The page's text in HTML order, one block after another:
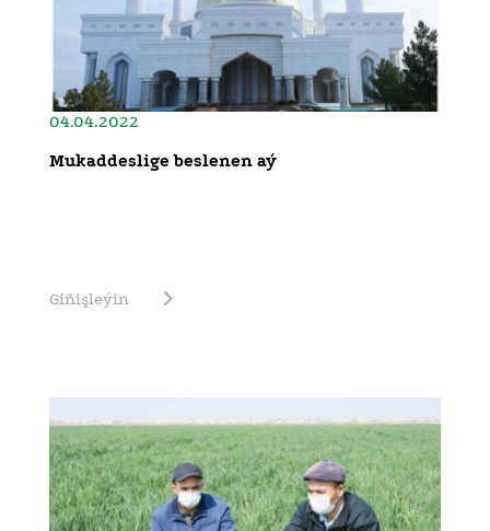
04.04.2022
Mukaddeslige beslenen aý
Giňişleýin